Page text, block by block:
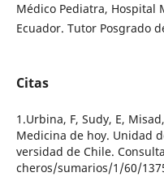
Médico Pediatra, Hospital
Ecuador. Tutor Posgrado
Citas
1.Urbina, F, Sudy, E,
Medicina de hoy. Unidad
versidad de Chile.
cheros/sumarios/1/60/